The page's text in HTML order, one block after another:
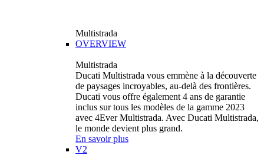
Multistrada
OVERVIEW
Multistrada
Ducati Multistrada vous emmène à la découverte
de paysages incroyables, au-delà des frontières.
Ducati vous offre également 4 ans de garantie
inclus sur tous les modèles de la gamme 2023
avec 4Ever Multistrada. Avec Ducati Multistrada,
le monde devient plus grand.
En savoir plus
V2